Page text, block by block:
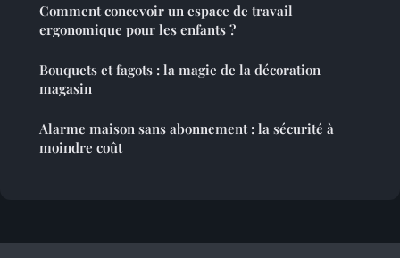
Comment concevoir un espace de travail
ergonomique pour les enfants ?
Bouquets et fagots : la magie de la décoration
magasin
Alarme maison sans abonnement : la sécurité à
moindre coût